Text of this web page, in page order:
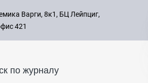
с 09:00
8 495
Варги, 8к1, БЦ Лейпциг,
421